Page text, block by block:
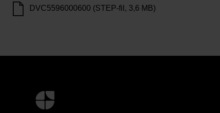
DVC5596000600 (STEP-fil, 3,6 MB)
Yderligere
information